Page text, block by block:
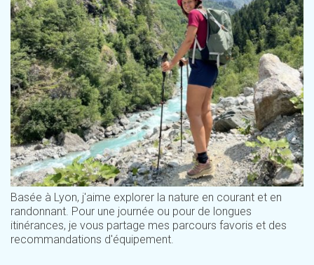
Basée à Lyon, j'aime explorer la nature en courant et en
randonnant. Pour une journée ou pour de longues
itinérances, je vous partage mes parcours favoris et des
recommandations d'équipement.